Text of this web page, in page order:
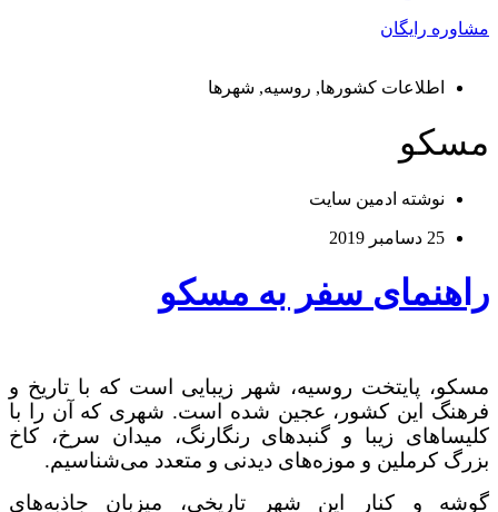
مشاوره رایگان
اطلاعات کشورها, روسیه, شهرها
مسکو
نوشته ادمین سایت
25 دسامبر 2019
راهنمای سفر به مسکو
مسکو، پایتخت روسیه، شهر زیبایی است که با تاریخ و
فرهنگ این کشور، عجین شده است. شهری که آن را با
کلیساهای زیبا و گنبدهای رنگارنگ، میدان سرخ، کاخ
بزرگ کرملین و موزه‌های دیدنی و متعدد می‌شناسیم.
گوشه و کنار این شهر تاریخی، میزبان جاذبه‌های